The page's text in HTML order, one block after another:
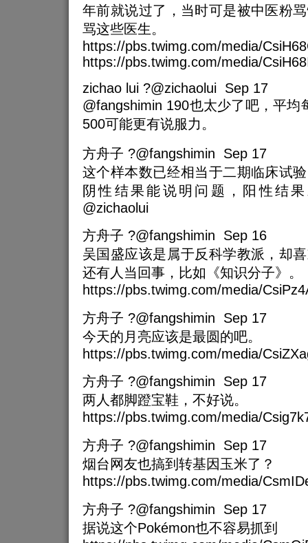
年前就说过了，当时可是被中医粉
骂这些医生。
https://pbs.twimg.com/media/
https://pbs.twimg.com/media/
zichao lui ?@zichaolui Sep 17
@fangshimin 190也太少了吧，平均
500可能更有说服力。
方舟子 ?@fangshimin Sep 17
这个样本数已经相当于二期临床试
阴性结果能说明问题，阳性结
@zichaolui
方舟子 ?@fangshimin Sep 16
吴国盛应该是属于反科学教派，却
还有人当回事，比如《知识分子》。
https://pbs.twimg.com/media/
方舟子 ?@fangshimin Sep 17
今天的月亮应该是最圆的吧。
https://pbs.twimg.com/media/
方舟子 ?@fangshimin Sep 17
两人都脚蹬宝鞋，不好说。
https://pbs.twimg.com/media/
方舟子 ?@fangshimin Sep 17
烟台网友也搞到转基因玉米了？
https://pbs.twimg.com/media/
方舟子 ?@fangshimin Sep 17
据说这个Pokémon也不容易抓到